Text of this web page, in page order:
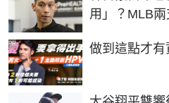
用」？MLB
做到這點才
PR